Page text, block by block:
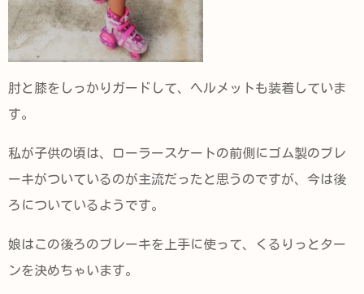
肘と膝をしっかりガードして、ヘルメットも装着していま
す。
私が子供の頃は、ローラースケートの前側にゴム製のブレ
ーキがついているのが主流だったと思うのですが、今は後
ろについているようです。
娘はこの後ろのブレーキを上手に使って、くるりっとター
ンを決めちゃいます。